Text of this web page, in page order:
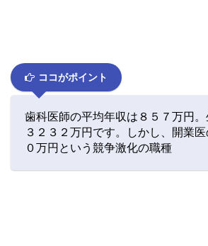
ココがポイント
歯科医師の平均年収は８５７万円
３２３２万円です。しかし、開業
０万円という競争激化の職種